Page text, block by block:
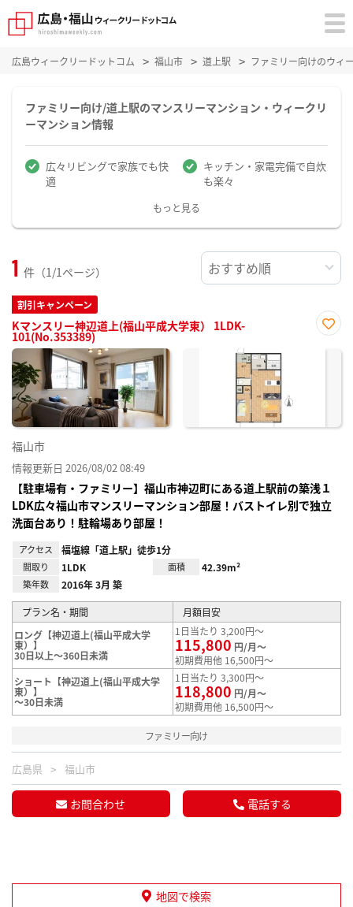
広島ウィークリードットコム 福山市 道上駅 ファミリー向けのウィ
ファミリー向け/道上駅のマンスリーマンション・ウィークリ
ーマンション情報
広々リビングで家族でも快
適
キッチン・家電完備で自炊
も楽々
もっと見る
1 件（1/1ページ）
割引キャンペーン
Kマンスリー神辺道上(福山平成大学東） 1LDK-
101(No.353389)
に入
福山市
情報更新日 2026/08/02 08:49
【駐車場有・ファミリー】福山市神辺町にある道上駅前の築浅１
LDK広々福山市マンスリーマンション部屋！バストイレ別で独立
洗面台あり！駐輪場あり部屋！
アクセス 福塩線「道上駅」徒歩1分
間取り 1LDK 面積 42.39m²
築年数 2016年 3月 築
プラン名・期間
月額目安
ロング【神辺道上(福山平成大学
東）】
30日以上～360日未満
1日当たり 3,200円～
115,800 円/月～
初期費用他 16,500円～
ショート【神辺道上(福山平成大学
東）】
～30日未満
1日当たり 3,300円～
118,800 円/月～
初期費用他 16,500円～
ファミリー向け
広島県 福山市
お問合わせ 電話する
地図で検索